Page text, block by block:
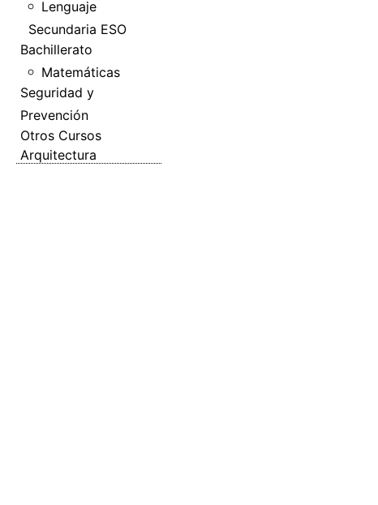
Lenguaje
Secundaria ESO
Bachillerato
Matemáticas
Seguridad y
Prevención
Otros Cursos
Arquitectura